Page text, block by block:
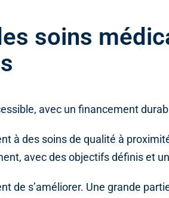
soins
avec un financement
à des soins de qualité à
avec des objectifs définis et
de s’améliorer. Une grande